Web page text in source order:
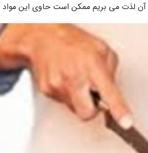
لذت می بریم ممکن است حاوی این مواد